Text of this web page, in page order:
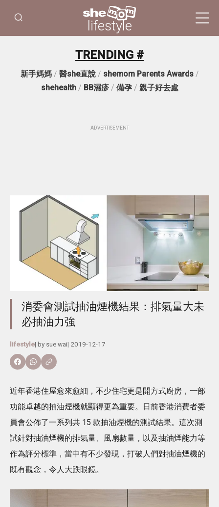
lifestyle
TRENDING #
新手媽媽/ 醫she直說/ shemom Parents Awards/
shehealth/ BB濕疹/ 備孕/ 親子好去處
ADVERTISEMENT
消委會測試抽油煙機結果：排氣量大未
必抽油力強
lifestyle| by sue wai| 2019-12-17
近年香港住屋愈來愈細，不少住宅更是開方式廚房，一部
功能卓越的抽油煙機就顯得更為重要。日前香港消費者委
員會公佈了一系列共 15 款抽油煙機的測試結果。這次測
試針對抽油煙機的排氣量、風扇數量，以及抽油煙能力等
作為評分標準，當中有不少發現，打破人們對抽油煙機的
既有觀念，令人大跌眼鏡。